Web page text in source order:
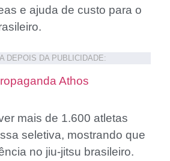
e ajuda de custo para o
DEPOIS DA PUBLICIDADE:
mais de 1.600 atletas
seletiva, mostrando que
no jiu-jitsu brasileiro.